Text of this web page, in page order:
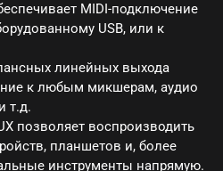
MIDI-подключение
USB, или к
линейных выхода
к любым микшерам, аудио
т.д.
позволяет воспроизводить
планшетов и, более
инструменты напрямую.